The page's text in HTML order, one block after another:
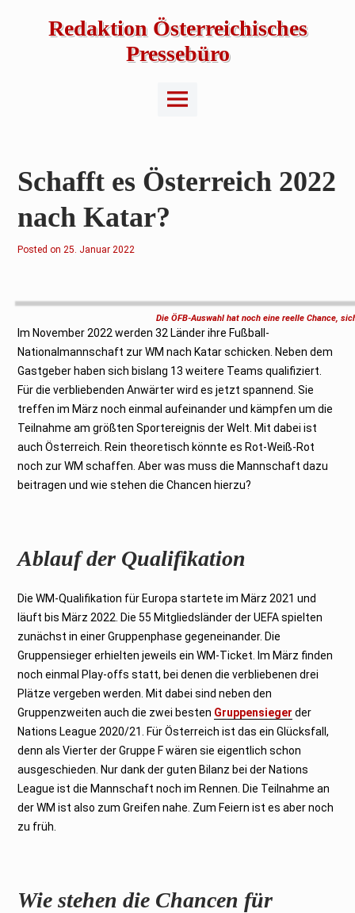
Redaktion Österreichisches
Pressebüro
Main
Menu
Schafft es Österreich 2022
nach Katar?
Posted on2
n
r
0
2
25. Januar 2022
Die ÖFB-Auswahl hat noch eine reelle Chance,
Im November 2022 werden 32 Länder ihre Fußball-
Nationalmannschaft zur WM nach Katar schicken. Neben dem
Gastgeber haben sich bislang 13 weitere Teams qualifiziert.
Für die verbliebenden Anwärter wird es jetzt spannend. Sie
treffen im März noch einmal aufeinander und kämpfen um die
Teilnahme am größten Sportereignis der Welt. Mit dabei ist
auch Österreich. Rein theoretisch könnte es Rot-Weiß-Rot
noch zur WM schaffen. Aber was muss die Mannschaft dazu
beitragen und wie stehen die Chancen hierzu?
Ablauf der Qualifikation
Die WM-Qualifikation für Europa startete im März 2021 und
läuft bis März 2022. Die 55 Mitgliedsländer der UEFA spielten
zunächst in einer Gruppenphase gegeneinander. Die
Gruppensieger erhielten jeweils ein WM-Ticket. Im März finden
noch einmal Play-offs statt, bei denen die verbliebenen drei
Plätze vergeben werden. Mit dabei sind neben den
Gruppenzweiten auch die zwei besten Gruppensieger der
Nations League 2020/21. Für Österreich ist das ein Glücksfall,
denn als Vierter der Gruppe F wären sie eigentlich schon
ausgeschieden. Nur dank der guten Bilanz bei der Nations
League ist die Mannschaft noch im Rennen. Die Teilnahme an
der WM ist also zum Greifen nahe. Zum Feiern ist es aber noch
zu früh.
Wie stehen die Chancen für